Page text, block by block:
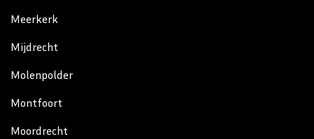
Meerkerk
Mijdrecht
Molenpolder
Montfoort
Moordrecht